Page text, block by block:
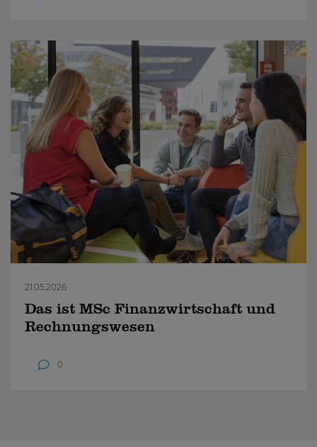
21.05.2026
Das ist MSc Finanzwirtschaft und
Rechnungswesen
0